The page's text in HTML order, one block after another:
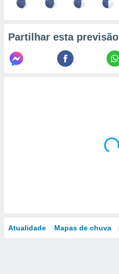
Partilhar esta previsão
Atualidade Mapas de chuva